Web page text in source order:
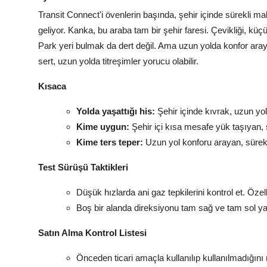
Transit Connect'i övenlerin başında, şehir içinde sürekli
geliyor. Kanka, bu araba tam bir şehir faresi. Çevikliği,
Park yeri bulmak da dert değil. Ama uzun yolda konfor
sert, uzun yolda titreşimler yorucu olabilir.
Kısaca
Yolda yaşattığı his: Şehir içinde kıvrak, uzun
Kime uygun: Şehir içi kısa mesafe yük
Kime ters teper: Uzun yol konforu arayan,
Test Sürüşü Taktikleri
Düşük hızlarda ani gaz tepkilerini kontrol et.
Boş bir alanda direksiyonu tam sağ ve tam sol
Satın Alma Kontrol Listesi
Önceden ticari amaçla kullanılıp